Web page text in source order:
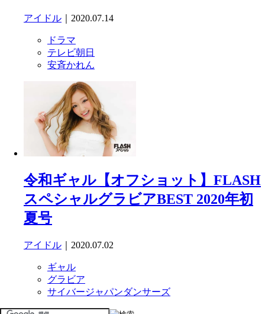
アイドル ｜2020.07.14
ドラマ
テレビ朝日
安斉かれん
令和ギャル【オフショット】FLASH
スペシャルグラビアBEST 2020年初
夏号
アイドル ｜2020.07.02
ギャル
グラビア
サイバージャパンダンサーズ